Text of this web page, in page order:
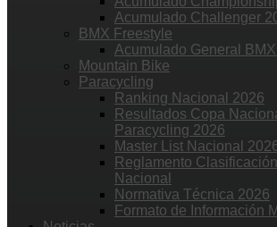
Acumulado Challenger
BMX Freestyle
Acumulado General
Mountain Bike
Paracycling
Ranking Nacional 2026
Resultados Copa
Paracycling 2026
Master List Nacional
Reglamento
Nacional
Normativa Técnica 2026
Formato de Información